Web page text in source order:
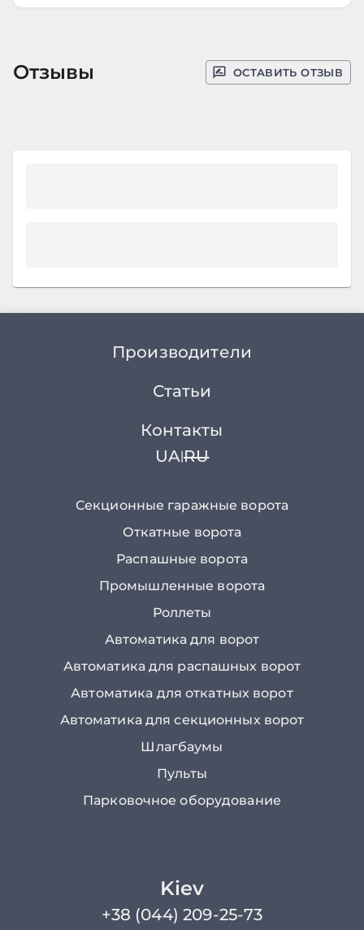
Отзывы ОСТАВИТЬ ОТЗЫВ
Производители
Статьи
Контакты
UA|RU
Секционные гаражные ворота
Откатные ворота
Распашные ворота
Промышленные ворота
Роллеты
Автоматика для ворот
Автоматика для распашных ворот
Автоматика для откатных ворот
Автоматика для секционных ворот
Шлагбаумы
Пульты
Парковочное оборудование
Kiev
+38 (044) 209-25-73